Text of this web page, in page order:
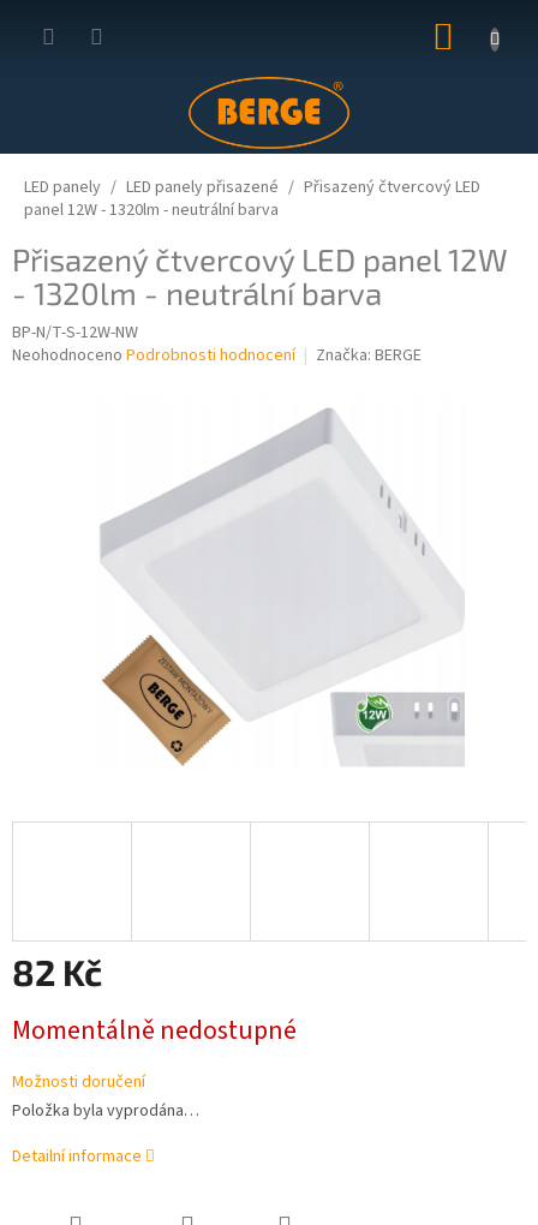
KOŠÍK
LED panely LED panely přisazené
Přisazený čtvercový LED
panel 12W - 1320lm - neutrální barva
Přisazený čtvercový LED panel 12W
- 1320lm - neutrální barva
BP-N/T-S-12W-NW
Průměrné
Neohodnoceno Podrobnosti hodnocení Značka: BERGE
82 Kč
cena:
Momentálně nedostupné
Možnosti doručení
Položka byla vyprodána…
Detailní informace